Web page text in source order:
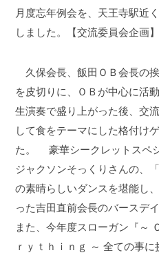
月度忘年例会を、天王寺駅近
しました。【交流委員会企画】
久保会長、飯田ＯＢ会長の
を皮切りに、ＯＢが中心に活
生演奏で盛り上がった後、交
して食をテーマにした格付け
た。
豪華シークレットスペ
ジャクソンそっくりさんの、
の素晴らしいダンスを堪能し
った吉田直前会長のバースデ
また、今年度スローガン『～
ｒｙｔｈｉｎｇ ～ 全ての事